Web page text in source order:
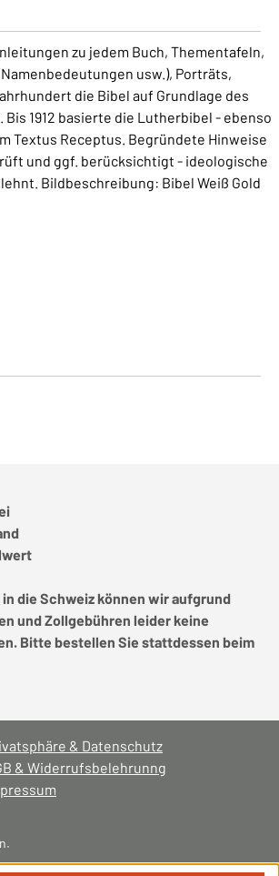
zu jedem Buch, Thementafeln,
usw.), Porträts,
die Bibel auf Grundlage des
1912 basierte die Lutherbibel - ebenso
Textus Receptus. Begründete Hinweise
und ggf. berücksichtigt - ideologische
Bildbeschreibung: Bibel Weiß Gold
die Schweiz können wir aufgrund
und Zollgebühren leider keine
Bitte bestellen Sie stattdessen beim
& Datenschutz
& Widerrufsbelehrunng